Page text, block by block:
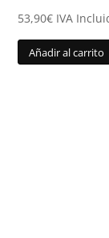
53,90€ IVA
Añadir al carrito